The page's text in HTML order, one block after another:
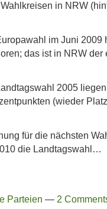
in NRW
im Juni 2009
das ist in NRW der
2005
(wieder
für die nächsten
die Landtagswahl…
Parteien — 2